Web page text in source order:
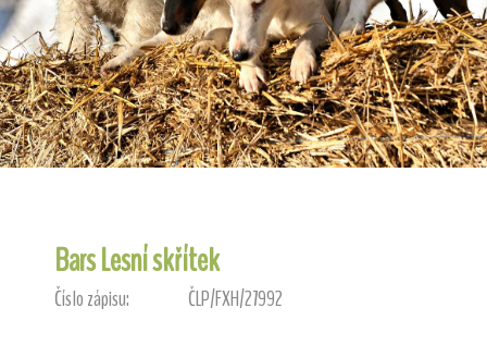
Bars Lesní skřítek
Číslo zápisu: ČLP/FXH/27992